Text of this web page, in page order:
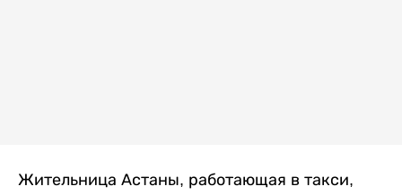
Жительница Астаны, работающая в такси,